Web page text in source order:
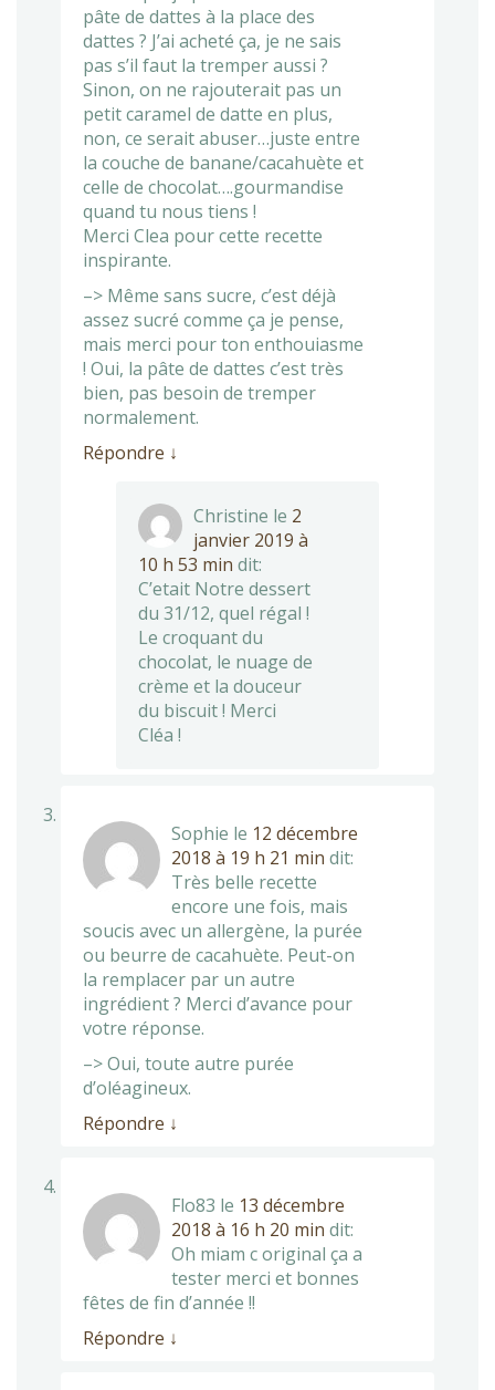
pâte de dattes à la place des
dattes ? J’ai acheté ça, je ne sais
pas s’il faut la tremper aussi ?
Sinon, on ne rajouterait pas un
petit caramel de datte en plus,
non, ce serait abuser…juste entre
la couche de banane/cacahuète et
celle de chocolat….gourmandise
quand tu nous tiens !
Merci Clea pour cette recette
inspirante.
–> Même sans sucre, c’est déjà
assez sucré comme ça je pense,
mais merci pour ton enthouiasme
! Oui, la pâte de dattes c’est très
bien, pas besoin de tremper
normalement.
Répondre ↓
Christine le 2
janvier 2019 à
10 h 53 min dit:
C’etait Notre dessert
du 31/12, quel régal !
Le croquant du
chocolat, le nuage de
crème et la douceur
du biscuit ! Merci
Cléa !
Sophie le 12 décembre
2018 à 19 h 21 min dit:
Très belle recette
encore une fois, mais
soucis avec un allergène, la purée
ou beurre de cacahuète. Peut-on
la remplacer par un autre
ingrédient ? Merci d’avance pour
votre réponse.
–> Oui, toute autre purée
d’oléagineux.
Répondre ↓
Flo83 le 13 décembre
2018 à 16 h 20 min dit:
Oh miam c original ça a
tester merci et bonnes
fêtes de fin d’année !!
Répondre ↓